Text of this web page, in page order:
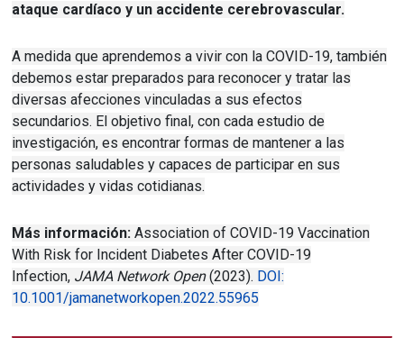
ataque cardíaco y un accidente cerebrovascular.
A medida que aprendemos a vivir con la COVID-19, también
debemos estar preparados para reconocer y tratar las
diversas afecciones vinculadas a sus efectos
secundarios. El objetivo final, con cada estudio de
investigación, es encontrar formas de mantener a las
personas saludables y capaces de participar en sus
actividades y vidas cotidianas.
Más información: Association of COVID-19 Vaccination
With Risk for Incident Diabetes After COVID-19
Infection, JAMA Network Open(2023). DOI:
10.1001/jamanetworkopen.2022.55965